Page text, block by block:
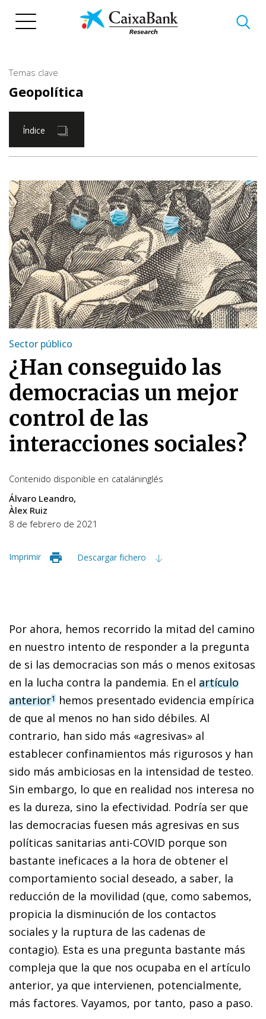
Temas clave
Geopolítica
Índice
Sector público
¿Han conseguido las
democracias un mejor
control de las
interacciones sociales?
Contenido disponible en cataláninglés
Álvaro Leandro
Àlex Ruiz
8 de febrero de 2021
Imprimir Descargar fichero
Por ahora, hemos recorrido la mitad del camino
en nuestro intento de responder a la pregunta
de si las democracias son más o menos exitosas
en la lucha contra la pandemia. En el artículo
anterior1 hemos presentado evidencia empírica
de que al menos no han sido débiles. Al
contrario, han sido más «agresivas» al
establecer confinamientos más rigurosos y han
sido más ambiciosas en la intensidad de testeo.
Sin embargo, lo que en realidad nos interesa no
es la dureza, sino la efectividad. Podría ser que
las democracias fuesen más agresivas en sus
políticas sanitarias anti-COVID porque son
bastante ineficaces a la hora de obtener el
comportamiento social deseado, a saber, la
reducción de la movilidad (que, como sabemos,
propicia la disminución de los contactos
sociales y la ruptura de las cadenas de
contagio). Esta es una pregunta bastante más
compleja que la que nos ocupaba en el artículo
anterior, ya que intervienen, potencialmente,
más factores. Vayamos, por tanto, paso a paso.